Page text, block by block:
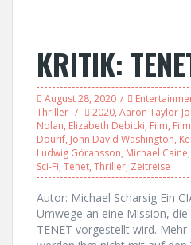
KRITIK:
August 28, 2020
Thriller
2020, Aaron Taylor-
Nolan, Elizabeth Debicki, Film,
Dourif, John David Washington,
Ludwig Göransson, Michael Caine,
Sci-Fi, Tenet, Thriller, Zeitreise
Autor: Michael Scharsig Ein
Umwege an eine Mission,
TENET vorgestellt wird.